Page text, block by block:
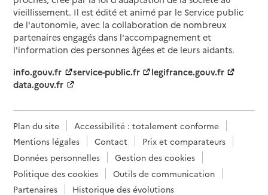
vieillissement. Il est édité et animé par le Service public
de l'autonomie, avec la collaboration de nombreux
partenaires engagés dans l'accompagnement et
l'information des personnes âgées et de leurs aidants.
info.gouv.fr
service-public.fr
legifrance.gouv.fr
data.gouv.fr
Plan du site
Accessibilité : totalement conforme
Mentions légales
Contact
Prix et comparateurs
Données personnelles
Gestion des cookies
Politique des cookies
Outils de communication
Partenaires
Historique des évolutions